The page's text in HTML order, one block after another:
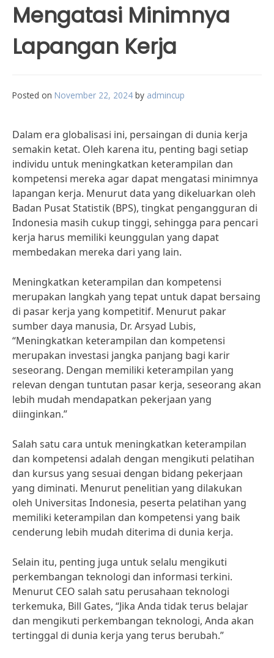
Mengatasi Minimnya
Lapangan Kerja
Posted on November 22, 2024 by admincup
Dalam era globalisasi ini, persaingan di dunia kerja
semakin ketat. Oleh karena itu, penting bagi setiap
individu untuk meningkatkan keterampilan dan
kompetensi mereka agar dapat mengatasi minimnya
lapangan kerja. Menurut data yang dikeluarkan oleh
Badan Pusat Statistik (BPS), tingkat pengangguran di
Indonesia masih cukup tinggi, sehingga para pencari
kerja harus memiliki keunggulan yang dapat
membedakan mereka dari yang lain.
Meningkatkan keterampilan dan kompetensi
merupakan langkah yang tepat untuk dapat bersaing
di pasar kerja yang kompetitif. Menurut pakar
sumber daya manusia, Dr. Arsyad Lubis,
“Meningkatkan keterampilan dan kompetensi
merupakan investasi jangka panjang bagi karir
seseorang. Dengan memiliki keterampilan yang
relevan dengan tuntutan pasar kerja, seseorang akan
lebih mudah mendapatkan pekerjaan yang
diinginkan.”
Salah satu cara untuk meningkatkan keterampilan
dan kompetensi adalah dengan mengikuti pelatihan
dan kursus yang sesuai dengan bidang pekerjaan
yang diminati. Menurut penelitian yang dilakukan
oleh Universitas Indonesia, peserta pelatihan yang
memiliki keterampilan dan kompetensi yang baik
cenderung lebih mudah diterima di dunia kerja.
Selain itu, penting juga untuk selalu mengikuti
perkembangan teknologi dan informasi terkini.
Menurut CEO salah satu perusahaan teknologi
terkemuka, Bill Gates, “Jika Anda tidak terus belajar
dan mengikuti perkembangan teknologi, Anda akan
tertinggal di dunia kerja yang terus berubah.”